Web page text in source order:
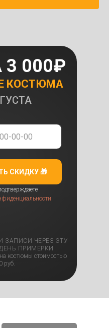
КОСТЮМА
000₽
ЗАПИСИ ЧЕРЕЗ ЭТУ
ПРИМЕРКИ
костюмы стоимостью
руб.
СКИДКУ 🎁